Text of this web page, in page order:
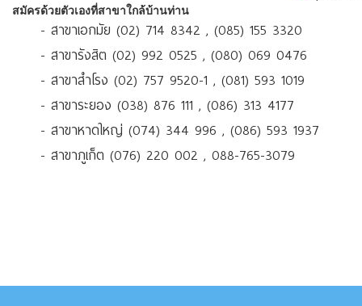
สมัครด้วยตัวเองที่สาขาใกล้บ้านท่าน
- สาขาเอกมัย (02) 714 8342 , (085) 155 3320
- สาขารังสิต (02) 992 0525 , (080) 069 0476
- สาขาสำโรง (02) 757 9520-1 , (081) 593 1019
- สาขาระยอง (038) 876 111 , (086) 313 4177
- สาขาหาดใหญ่ (074) 344 996 , (086) 593 1937
- สาขาภูเก็ต (076) 220 002 , 088-765-3079